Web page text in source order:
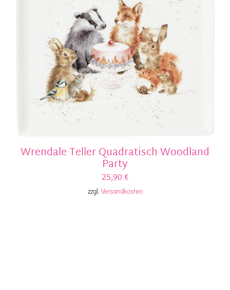
Wrendale Teller Quadratisch Woodland
Party
25,90€
zzgl. Versandkosten